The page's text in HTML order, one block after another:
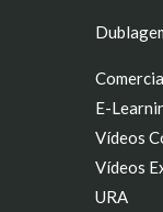
E-
Vídeos
Vídeos
URA